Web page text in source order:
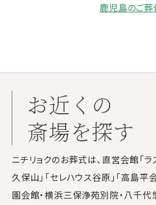
鹿児島のご葬
お近くの
斎場を探す
ニチリョクのお葬式は、直営会館「ラ
久保山」「セレハウス谷原」「高島平
園会館・横浜三保浄苑別院・八千